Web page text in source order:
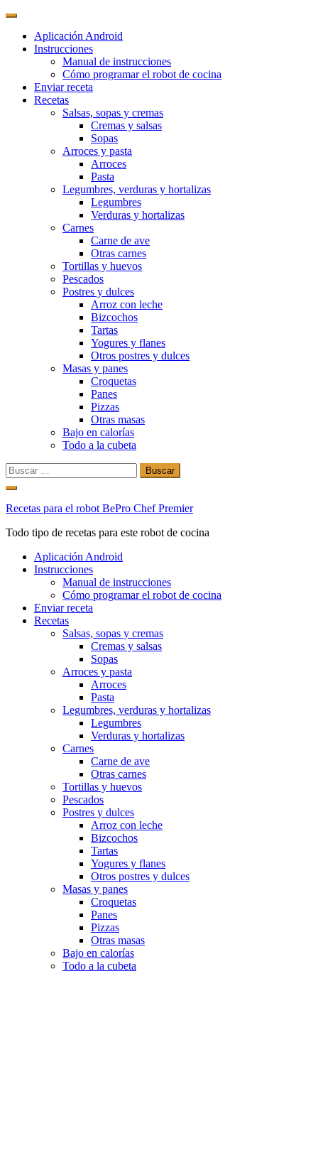
Aplicación Android
Instrucciones
Manual de instrucciones
Cómo programar el robot de cocina
Enviar receta
Recetas
Salsas, sopas y cremas
Cremas y salsas
Sopas
Arroces y pasta
Arroces
Pasta
Legumbres, verduras y hortalizas
Legumbres
Verduras y hortalizas
Carnes
Carne de ave
Otras carnes
Tortillas y huevos
Pescados
Postres y dulces
Arroz con leche
Bizcochos
Tartas
Yogures y flanes
Otros postres y dulces
Masas y panes
Croquetas
Panes
Pizzas
Otras masas
Bajo en calorías
Todo a la cubeta
Buscar:
Ir
contenido
Recetas para el robot BePro Chef Premier
Todo tipo de recetas para este robot de cocina
Aplicación Android
Instrucciones
Manual de instrucciones
Cómo programar el robot de cocina
Enviar receta
Recetas
Salsas, sopas y cremas
Cremas y salsas
Sopas
Arroces y pasta
Arroces
Pasta
Legumbres, verduras y hortalizas
Legumbres
Verduras y hortalizas
Carnes
Carne de ave
Otras carnes
Tortillas y huevos
Pescados
Postres y dulces
Arroz con leche
Bizcochos
Tartas
Yogures y flanes
Otros postres y dulces
Masas y panes
Croquetas
Panes
Pizzas
Otras masas
Bajo en calorías
Todo a la cubeta